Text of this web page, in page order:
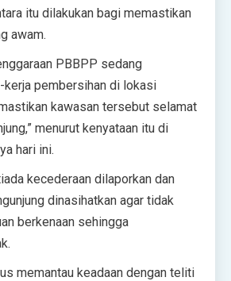
itu dilakukan bagi memastikan
awam.
PBBPP sedang
kerja pembersihan di lokasi
kawasan tersebut selamat
menurut kenyataan itu di
hari ini.
kecederaan dilaporkan dan
dinasihatkan agar tidak
berkenaan sehingga
memantau keadaan dengan teliti